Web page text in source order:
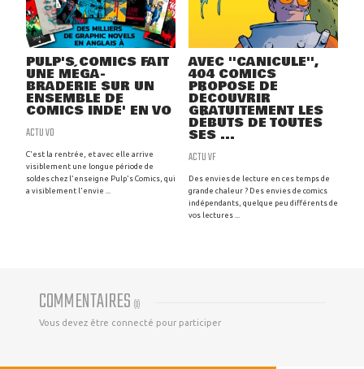
PULP'S COMICS FAIT
UNE MÉGA-
BRADERIE SUR UN
ENSEMBLE DE
COMICS INDÉ' EN VO
ACTU VO
C'est la rentrée, et avec elle arrive
visiblement une longue période de
soldes chez l'enseigne Pulp's Comics, qui
a visiblement l'envie ...
AVEC ''CANICULE'',
404 COMICS
PROPOSE DE
DÉCOUVRIR
GRATUITEMENT LES
DÉBUTS DE TOUTES
SES ...
ACTU VF
Des envies de lecture en ces temps de
grande chaleur ? Des envies de comics
indépendants, quelque peu différents de
vos lectures ...
COMMENTAIRES (0)
Vous devez être connecté pour participer